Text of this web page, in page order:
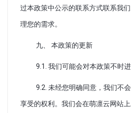
过本政策中公示的联系方式联系我
理您的需求。
九、 本政策的更新
9.1. 我们可能会对本政策不时进
9.2. 未经您明确同意，我们不
享受的权利。我们会在萌凛云网站